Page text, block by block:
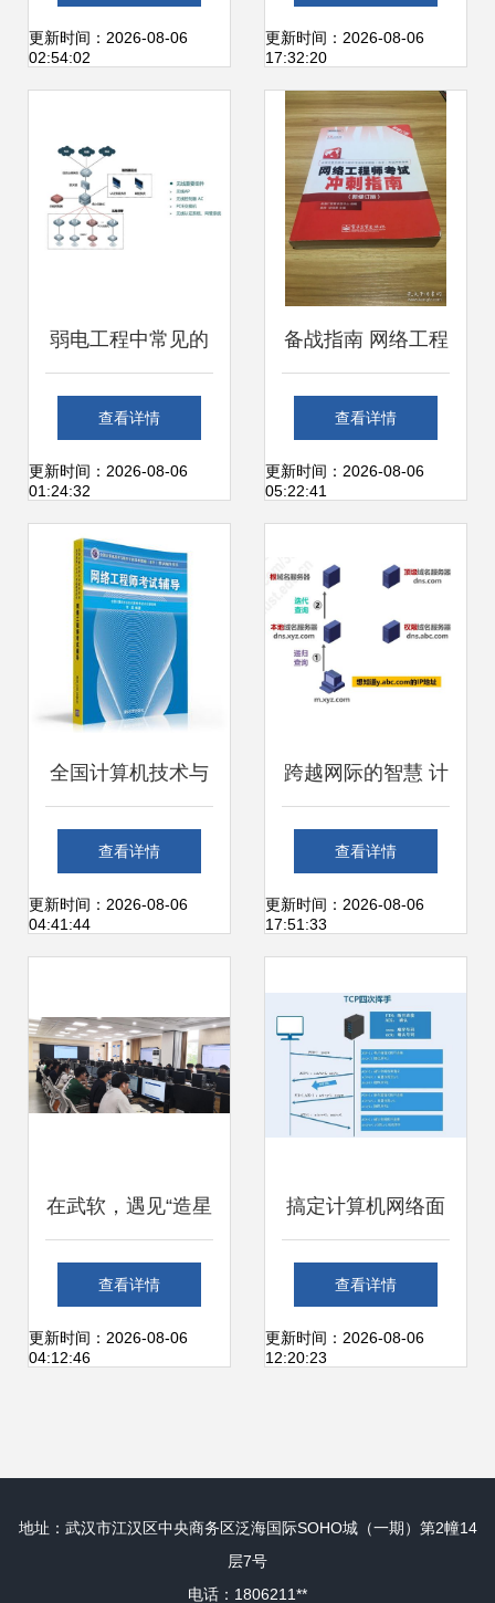
计算机网络技术
专业深度解读
更新时间：2026-08-06
02:54:02
力引领未来计算机
网络工程技术服务
更新时间：2026-08-06
17:32:20
弱电工程中常见的
六种无线网络组网
架构讲解
查看详情
更新时间：2026-08-06
01:24:32
备战指南 网络工程
师考试冲刺策略
（新修订版）
查看详情
更新时间：2026-08-06
05:22:41
全国计算机技术与
软件专业技术资格
（水平）考试辅导
试辅导（2009版）
——计算机网络工
查看详情
更新时间：2026-08-06
04:41:44
跨越网际的智慧 计
算机网络P6应用层
与工程技术服务的
查看详情
更新时间：2026-08-06
17:51:33
在武软，遇见“造星
星的人” ——记计
算机网络工程技术
查看详情
更新时间：2026-08-06
04:12:46
搞定计算机网络面
试（二） 计算机网
络工程技术服务精
查看详情
更新时间：2026-08-06
12:20:23
地址：武汉市江汉区中央商务区泛海国际SOHO城（一期）第2幢14
层7号
电话：1806211**